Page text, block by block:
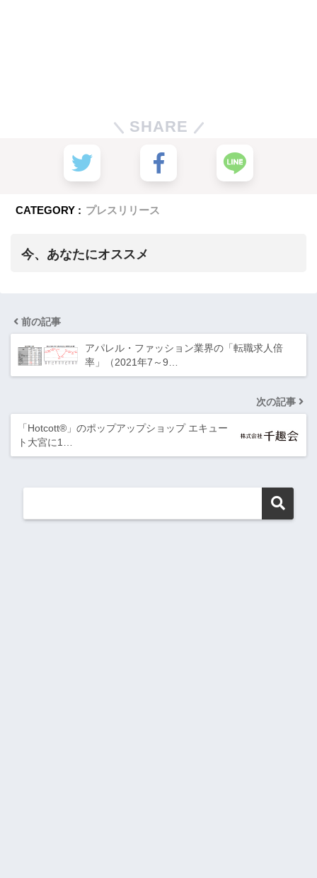
SHARE
CATEGORY : プレスリリース
今、あなたにオススメ
前の記事
アパレル・ファッション業界の「転職求人倍
率」（2021年7～9…
次の記事
「Hotcott®」のポップアップショップ エキュー
ト大宮に1…